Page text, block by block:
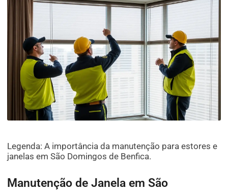
Legenda: A importância da manutenção para estores e
janelas em São Domingos de Benfica.
Manutenção de Janela em São